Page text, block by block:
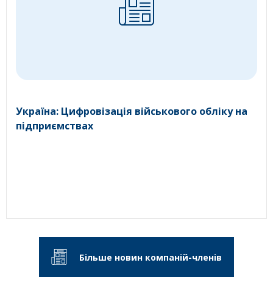
Україна: Цифровізація військового обліку на
підприємствах
Більше новин компаній-членів